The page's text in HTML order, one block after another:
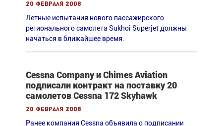
20 февраля 2008
Летные испытания нового пассажирского
регионального самолета Sukhoi Superjet должны
начаться в ближайшее время.
Cessna Company и Сhimes Aviation
подписали контракт на поставку 20
самолетов Cessna 172 Skyhawk
20 февраля 2008
Ранее компания Cessna объявила о подписании